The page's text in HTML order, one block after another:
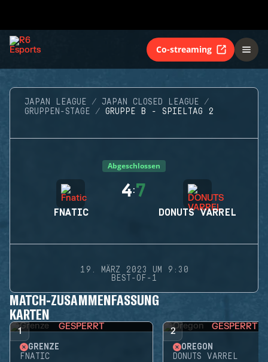
Co-streaming
JAPAN LEAGUE
JAPAN CLOSED LEAGUE
GRUPPEN-STAGE
GRUPPE B - SPIELTAG 2
Abgeschlossen
FNATIC
4:7
DONUTS VARREL
19. MÄRZ 2023 UM 9:30
BEST-OF-1
MATCH-ZUSAMMENFASSUNG
KARTEN
1 GESPERRT
GRENZE
FNATIC
2 GESPERRT
OREGON
DONUTS VARREL